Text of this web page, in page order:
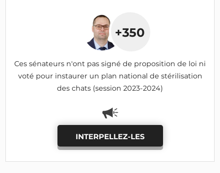
+350
Ces sénateurs n'ont pas signé de proposition de loi ni
voté pour instaurer un plan national de stérilisation
des chats (session 2023-2024)
INTERPELLEZ-LES